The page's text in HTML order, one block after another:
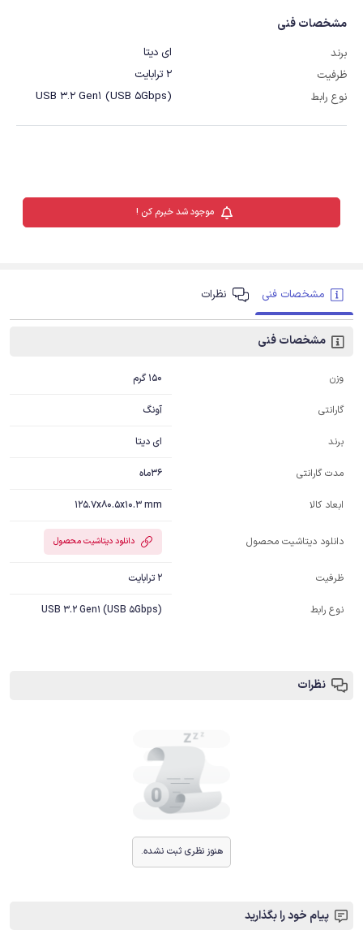
مشخصات فنی
برند
ای دیتا
ظرفیت
2 ترابایت
نوع رابط
USB 3.2 Gen1 (USB 5Gbps)
موجود شد خبرم کن !
مشخصات فنی نظرات
مشخصات فنی
وزن 150 گرم
گارانتی آونگ
برند ای دیتا
مدت گارانتی 36ماه
ابعاد کالا 125.7x80.5x10.3 mm
دانلود دیتاشیت محصول دانلود دیتاشیت محصول
ظرفیت 2 ترابایت
نوع رابط USB 3.2 Gen1 (USB 5Gbps)
نظرات
هنوز نظری ثبت نشده.
پیام خود را بگذارید